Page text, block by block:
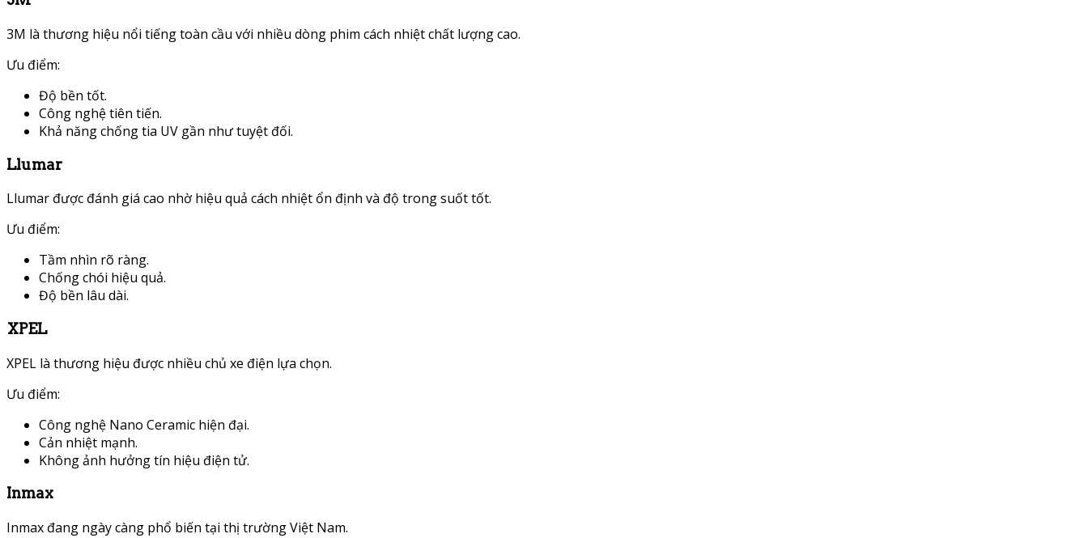
3M là thương hiệu nổi tiếng toàn cầu với nhiều dòng phim cách nhiệt chất lượng cao.
Ưu điểm:
Độ bền tốt.
Công nghệ tiên tiến.
Khả năng chống tia UV gần như tuyệt đối.
Llumar
Llumar được đánh giá cao nhờ hiệu quả cách nhiệt ổn định và độ trong suốt tốt.
Ưu điểm:
Tầm nhìn rõ ràng.
Chống chói hiệu quả.
Độ bền lâu dài.
XPEL
XPEL là thương hiệu được nhiều chủ xe điện lựa chọn.
Ưu điểm:
Công nghệ Nano Ceramic hiện đại.
Cản nhiệt mạnh.
Không ảnh hưởng tín hiệu điện tử.
Inmax
Inmax đang ngày càng phổ biến tại thị trường Việt Nam.